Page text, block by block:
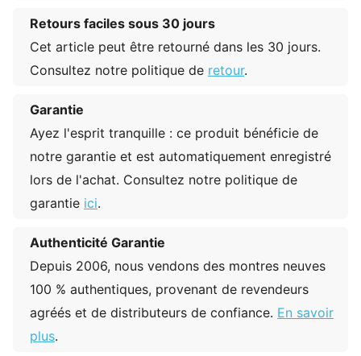
Retours faciles sous 30 jours
Cet article peut être retourné dans les 30 jours.
Consultez notre politique de retour.
Garantie
Ayez l'esprit tranquille : ce produit bénéficie de
notre garantie et est automatiquement enregistré
lors de l'achat. Consultez notre politique de
garantie ici.
Authenticité Garantie
Depuis 2006, nous vendons des montres neuves
100 % authentiques, provenant de revendeurs
agréés et de distributeurs de confiance. En savoir
plus.